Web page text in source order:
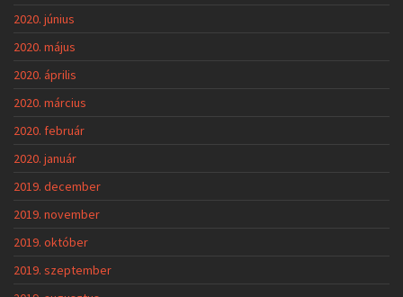
2020. június
2020. május
2020. április
2020. március
2020. február
2020. január
2019. december
2019. november
2019. október
2019. szeptember